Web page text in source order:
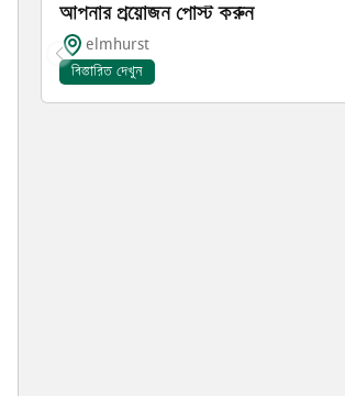
আপনার প্রয়োজন পোস্ট করুন
elmhurst
বিস্তারিত দেখুন